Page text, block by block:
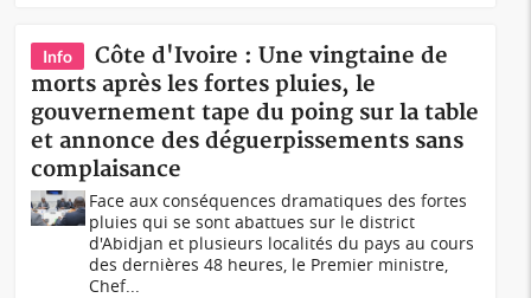
Info
Côte d'Ivoire : Une vingtaine de
morts après les fortes pluies, le
gouvernement tape du poing sur la table
et annonce des déguerpissements sans
complaisance
Face aux conséquences dramatiques des fortes
pluies qui se sont abattues sur le district
d'Abidjan et plusieurs localités du pays au cours
des dernières 48 heures, le Premier ministre,
Chef...